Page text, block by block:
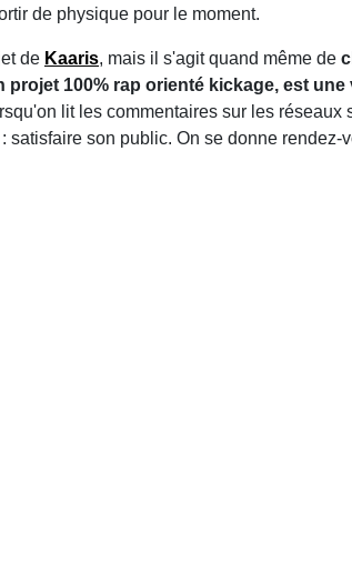
de physique pour le moment.
de Kaaris, mais il s'agit quand même de
projet 100% rap orienté kickage, est
lit les commentaires sur les
son public. On se donne